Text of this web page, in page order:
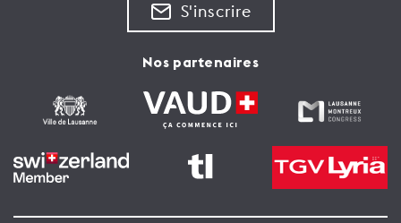
S'inscrire
Nos partenaires